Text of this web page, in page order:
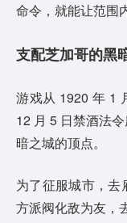
命令，就能让范围
支配芝加哥的黑
游戏从 1920 年 1
12 月 5 日禁酒法
暗之城的顶点。
为了征服城市，去
方派阀化敌为友，